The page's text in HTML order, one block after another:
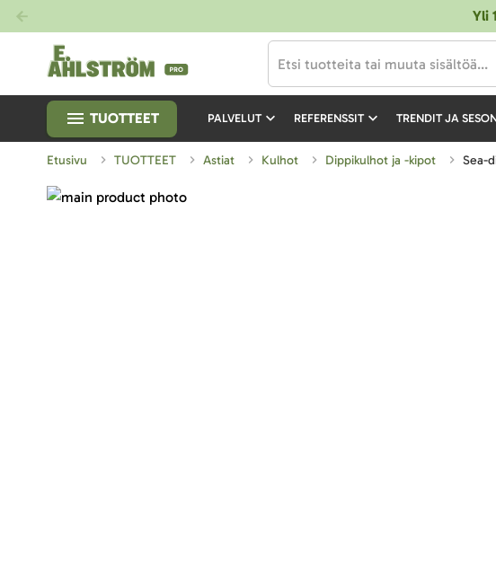
Yli
TUOTTEET PALVELUT REFERENSSIT TRENDIT JA
Etusivu TUOTTEET Astiat Kulhot Dippikulhot ja -kipot
Skip